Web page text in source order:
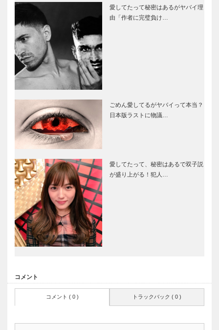
愛してたって秘密はあるがヤバイ理
由「作者に完璧負け…
ごめん愛してるがヤバイって本当？
日本版ラストに物議…
愛してたって、秘密はあるで双子説
が盛り上がる！犯人…
コメント
コメント ( 0 ) トラックバック ( 0 )